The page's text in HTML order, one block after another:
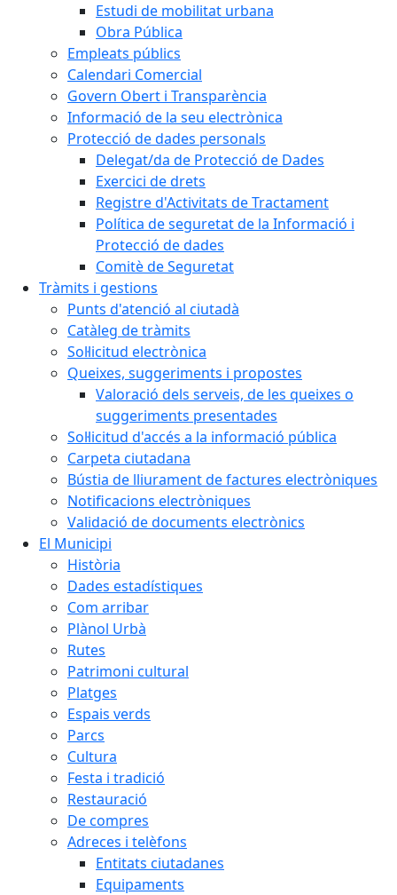
Estudi de mobilitat urbana
Obra Pública
Empleats públics
Calendari Comercial
Govern Obert i Transparència
Informació de la seu electrònica
Protecció de dades personals
Delegat/da de Protecció de Dades
Exercici de drets
Registre d'Activitats de Tractament
Política de seguretat de la Informació i
Protecció de dades
Comitè de Seguretat
Tràmits i gestions
Punts d'atenció al ciutadà
Catàleg de tràmits
Sol·licitud electrònica
Queixes, suggeriments i propostes
Valoració dels serveis, de les queixes o
suggeriments presentades
Sol·licitud d'accés a la informació pública
Carpeta ciutadana
Bústia de lliurament de factures electròniques
Notificacions electròniques
Validació de documents electrònics
El Municipi
Història
Dades estadístiques
Com arribar
Plànol Urbà
Rutes
Patrimoni cultural
Platges
Espais verds
Parcs
Cultura
Festa i tradició
Restauració
De compres
Adreces i telèfons
Entitats ciutadanes
Equipaments